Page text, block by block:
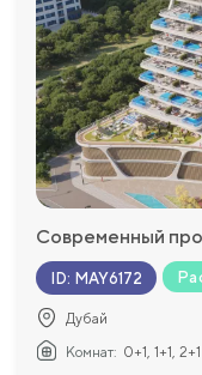
Современный
ID: MAY6172
Дубай
Комнат: 0+1, 1+1, 2+1